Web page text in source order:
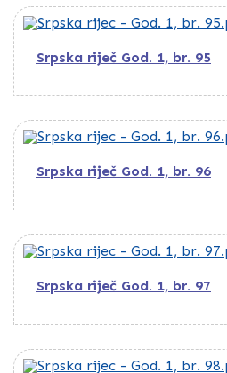
Srpska riječ God. 1, br. 95
Srpska riječ God. 1, br. 96
Srpska riječ God. 1, br. 97